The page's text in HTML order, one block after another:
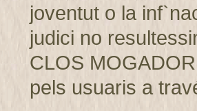
joventut o la
judici no
CLOS
pels usuaris a